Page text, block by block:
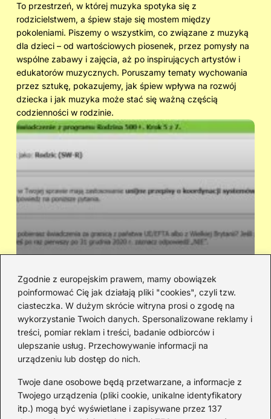
Zgodnie z europejskim prawem, mamy obowiązek
poinformować Cię jak działają pliki "cookies", czyli tzw.
ciasteczka. W dużym skrócie witryna prosi o zgodę na
wykorzystanie Twoich danych. Spersonalizowane reklamy i
treści, pomiar reklam i treści, badanie odbiorców i
ulepszanie usług. Przechowywanie informacji na
urządzeniu lub dostęp do nich.
Twoje dane osobowe będą przetwarzane, a informacje z
Twojego urządzenia (pliki cookie, unikalne identyfikatory
itp.) mogą być wyświetlane i zapisywane przez 137
To przestrzeń, w której muzyka spotyka się z
rodzicielstwem, a śpiew staje się mostem między
pokoleniami. Piszemy o wszystkim, co związane z muzyką
dla dzieci – od wartościowych piosenek, przez pomysły na
wspólne zabawy i zajęcia, aż po inspirujących artystów i
edukatorów muzycznych. Poruszamy tematy wychowania
przez sztukę, pokazujemy, jak śpiew wpływa na rozwój
dziecka i jak muzyka może stać się ważną częścią
codzienności w rodzinie.
Ile dostaniesz na dziecko z 500+ i
innych świadczeń? Wyliczenie kwot
Redakcja
JazzJuniors.pl to miejsce dla rodziców, nauczycieli,
animatorów i wszystkich, którzy wierzą, że muzyka to coś